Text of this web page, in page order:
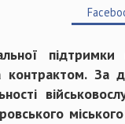
контрактом.